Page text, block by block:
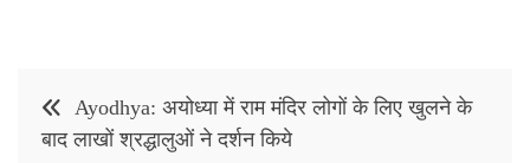
Post
navigation
Ayodhya: अयोध्‍या में राम मंदिर लोगों के लिए खुलने के
बाद लाखों श्रद्धालुओं ने दर्शन किये